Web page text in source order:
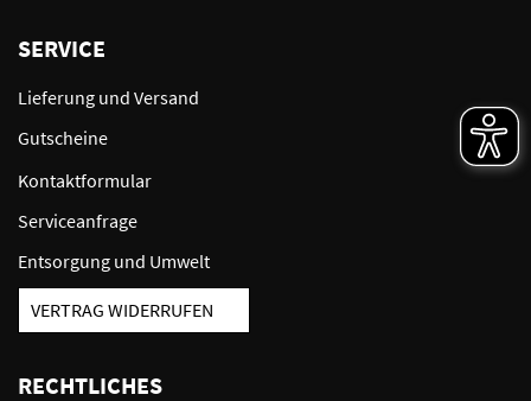
SERVICE
Lieferung und Versand
Gutscheine
Kontaktformular
Serviceanfrage
Entsorgung und Umwelt
VERTRAG WIDERRUFEN
RECHTLICHES